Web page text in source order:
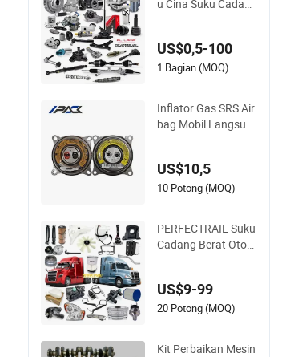
u Cina Suku Cadang
n Mazda Mitsubishi
Honda Infiniti Suzuk
US$0,5-100
1 Bagian (MOQ)
Inflator Gas SRS Air
bag Mobil Langsun
US$10,5
10 Potong (MOQ)
PERFECTRAIL Suku
Cadang Berat Otom
ia Century Coronad
o Argosy FLD Sprint
US$9-99
20 Potong (MOQ)
Kit Perbaikan Mesin